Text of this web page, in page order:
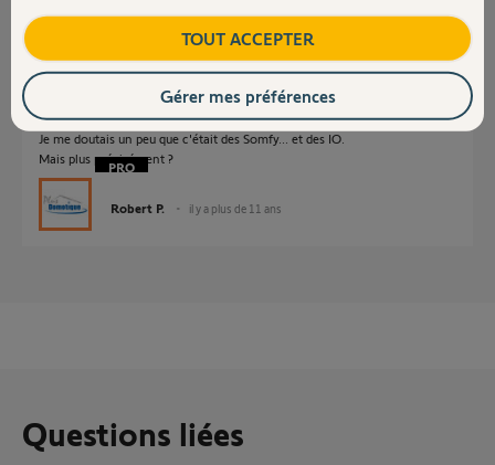
il y a plus de 11 ans
Je me doutais un peu que c'était des Somfy... et des IO.
Mais plus précisément ?
Robert P. il y a plus de 11 ans
Questions liées
TOUT ACCEPTER
Gérer mes préférences